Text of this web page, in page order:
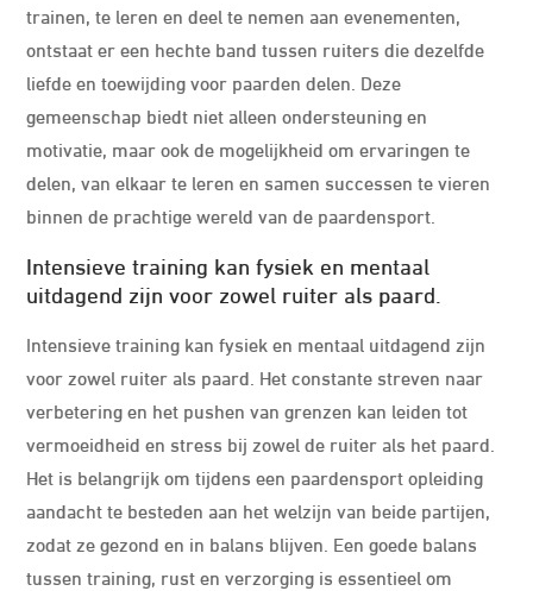
trainen, te leren en deel te nemen aan evenementen,
ontstaat er een hechte band tussen ruiters die dezelfde
liefde en toewijding voor paarden delen. Deze
gemeenschap biedt niet alleen ondersteuning en
motivatie, maar ook de mogelijkheid om ervaringen te
delen, van elkaar te leren en samen successen te vieren
binnen de prachtige wereld van de paardensport.
Intensieve training kan fysiek en mentaal
uitdagend zijn voor zowel ruiter als paard.
Intensieve training kan fysiek en mentaal uitdagend zijn
voor zowel ruiter als paard. Het constante streven naar
verbetering en het pushen van grenzen kan leiden tot
vermoeidheid en stress bij zowel de ruiter als het paard.
Het is belangrijk om tijdens een paardensport opleiding
aandacht te besteden aan het welzijn van beide partijen,
zodat ze gezond en in balans blijven. Een goede balans
tussen training, rust en verzorging is essentieel om